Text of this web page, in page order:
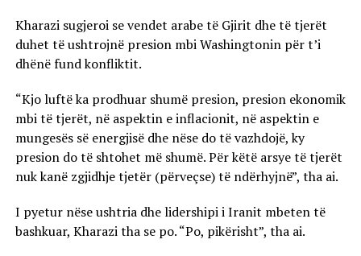
Kharazi sugjeroi se vendet arabe të Gjirit dhe të tjerët
duhet të ushtrojnë presion mbi Washingtonin për t’i
dhënë fund konfliktit.
“Kjo luftë ka prodhuar shumë presion, presion ekonomik
mbi të tjerët, në aspektin e inflacionit, në aspektin e
mungesës së energjisë dhe nëse do të vazhdojë, ky
presion do të shtohet më shumë. Për këtë arsye të tjerët
nuk kanë zgjidhje tjetër (përveçse) të ndërhyjnë”, tha ai.
I pyetur nëse ushtria dhe lidershipi i Iranit mbeten të
bashkuar, Kharazi tha se po. “Po, pikërisht”, tha ai.